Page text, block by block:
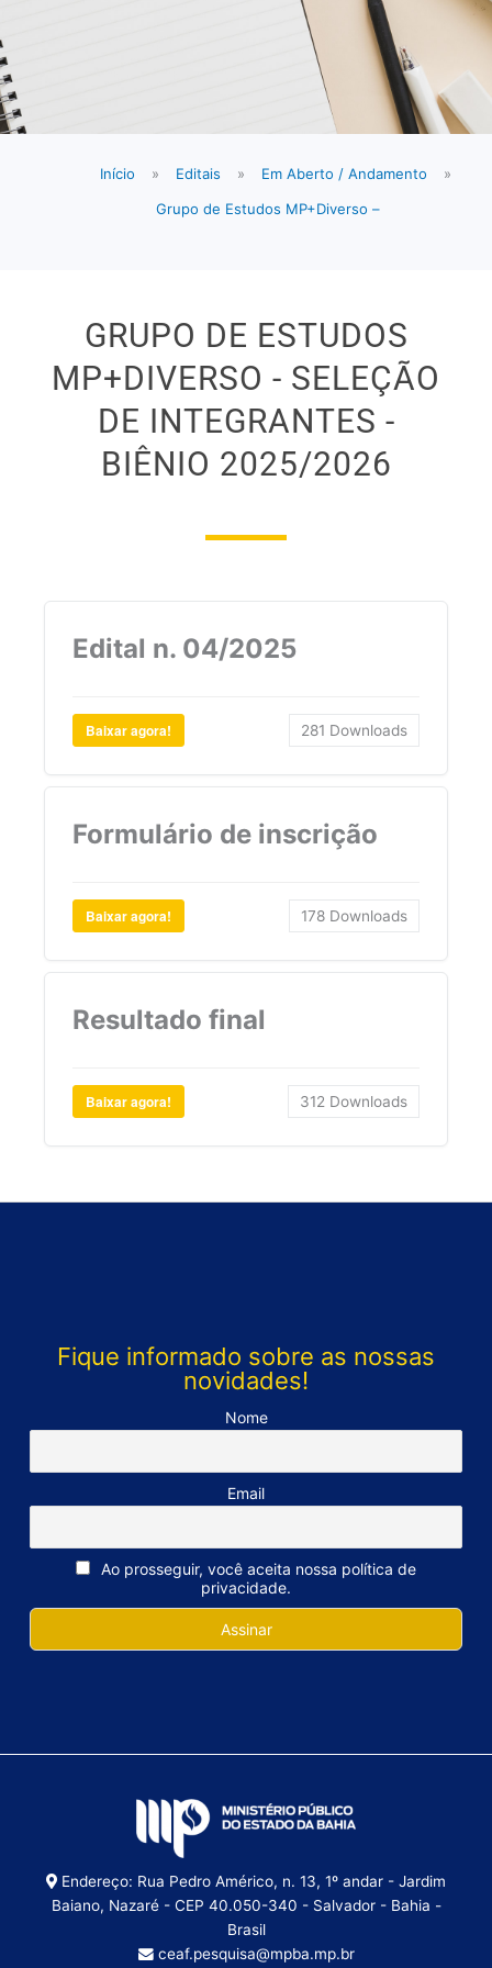
Início » Editais » Em Aberto / Andamento
»
Grupo de Estudos MP+Diverso –
GRUPO DE ESTUDOS
MP+DIVERSO - SELEÇÃO
DE INTEGRANTES -
BIÊNIO 2025/2026
Edital n. 04/2025
Baixar agora! 281 Downloads
Formulário de inscrição
Baixar agora! 178 Downloads
Resultado final
Baixar agora! 312 Downloads
Fique informado sobre as nossas
novidades!
Nome
Email
Ao prosseguir, você aceita nossa política de
privacidade.
Endereço: Rua Pedro Américo, n. 13, 1º andar - Jardim
Baiano, Nazaré - CEP 40.050-340 - Salvador - Bahia -
Brasil
ceaf.pesquisa@mpba.mp.br